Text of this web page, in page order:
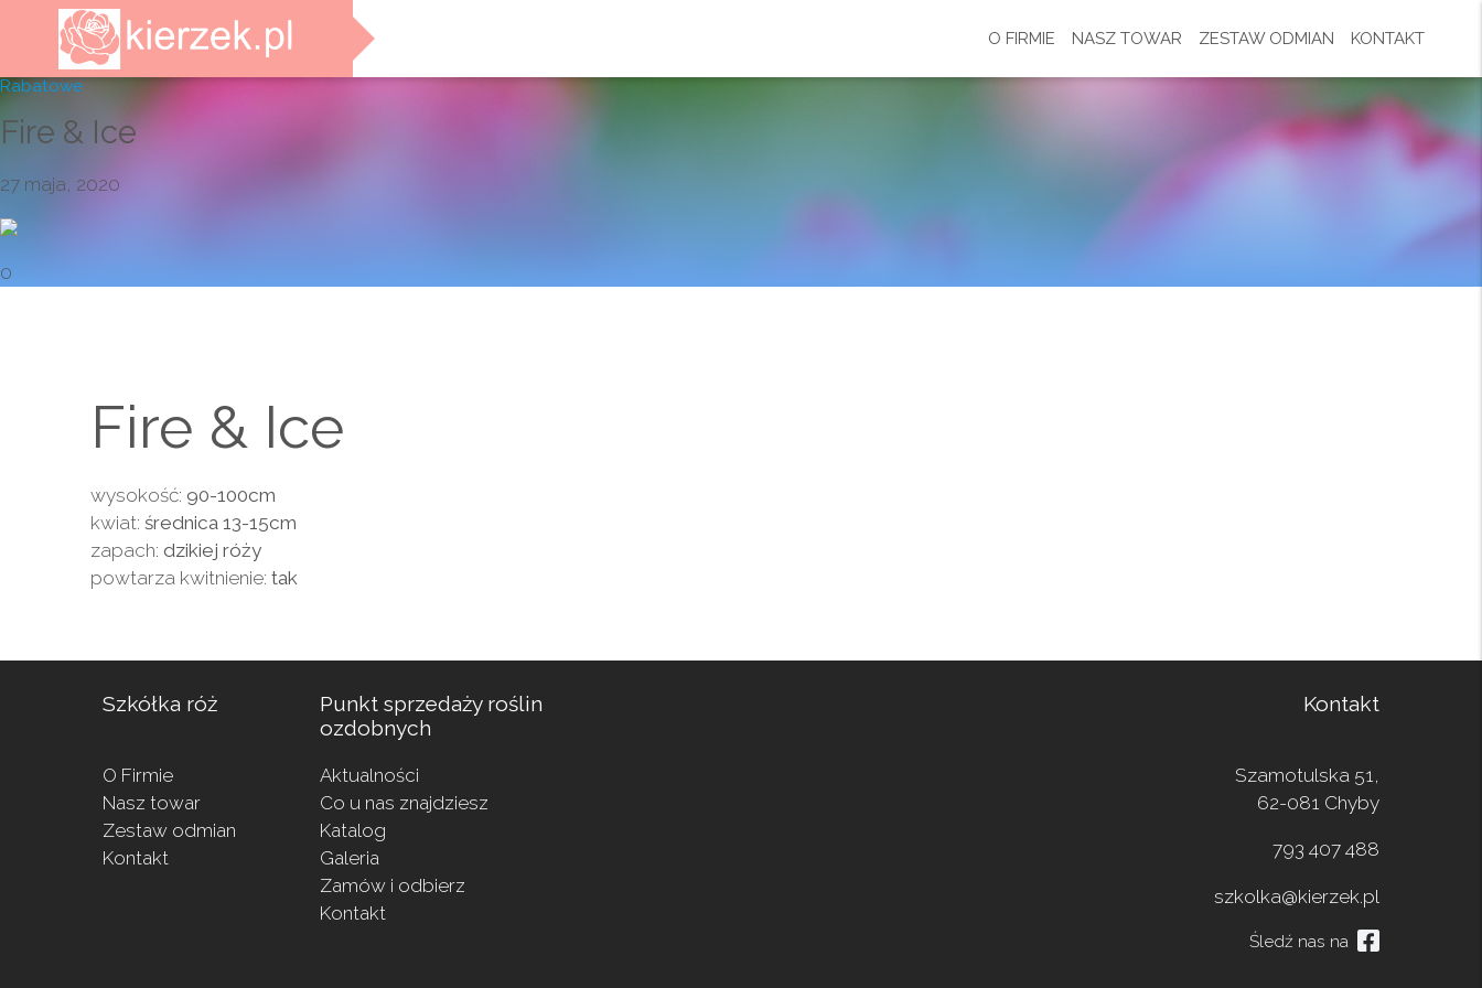
O FIRMIE NASZ TOWAR ZESTAW ODMIAN KONTAKT
Rabatowe
Fire & Ice
27 maja, 2020
0
Fire & Ice
wysokość: 90-100cm
kwiat: średnica 13-15cm
zapach: dzikiej róży
powtarza kwitnienie: tak
Szkółka róż
O Firmie
Nasz towar
Zestaw odmian
Kontakt
Punkt sprzedaży roślin
ozdobnych
Aktualności
Co u nas znajdziesz
Katalog
Galeria
Zamów i odbierz
Kontakt
Kontakt
Szamotulska 51,
62-081 Chyby
793 407 488
szkolka@kierzek.pl
Śledź nas na